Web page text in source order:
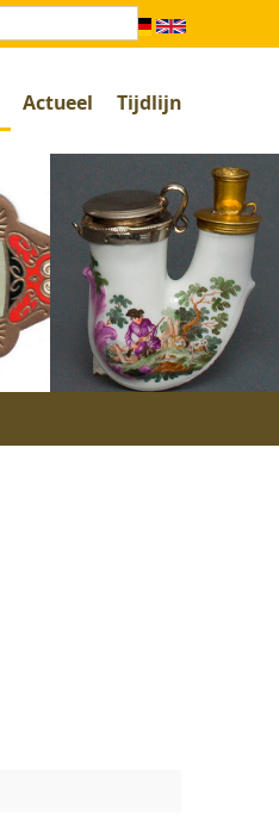
Actueel Tijdlijn